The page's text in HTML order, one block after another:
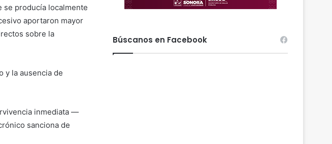
se producía localmente
aportaron mayor
sobre la
y la ausencia de
inmediata —
sanciona de
Búscanos en Facebook